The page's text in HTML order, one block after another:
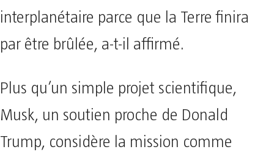
interplanétaire parce que la Terre finira
par être brûlée, a-t-il affirmé.
Plus qu’un simple projet scientifique,
Musk, un soutien proche de Donald
Trump, considère la mission comme